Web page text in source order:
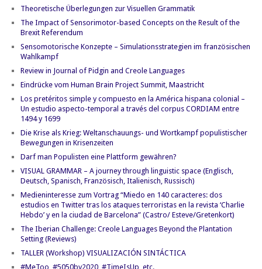
Theoretische Überlegungen zur Visuellen Grammatik
The Impact of Sensorimotor-based Concepts on the Result of the
Brexit Referendum
Sensomotorische Konzepte – Simulationsstrategien im französischen
Wahlkampf
Review in Journal of Pidgin and Creole Languages
Eindrücke vom Human Brain Project Summit, Maastricht
Los pretéritos simple y compuesto en la América hispana colonial –
Un estudio aspecto-temporal a través del corpus CORDIAM entre
1494 y 1699
Die Krise als Krieg: Weltanschauungs- und Wortkampf populistischer
Bewegungen in Krisenzeiten
Darf man Populisten eine Plattform gewähren?
VISUAL GRAMMAR – A journey through linguistic space (Englisch,
Deutsch, Spanisch, Französisch, Italienisch, Russisch)
Medieninteresse zum Vortrag “Miedo en 140 caracteres: dos
estudios en Twitter tras los ataques terroristas en la revista ‘Charlie
Hebdo’ y en la ciudad de Barcelona” (Castro/ Esteve/Gretenkort)
The Iberian Challenge: Creole Languages Beyond the Plantation
Setting (Reviews)
TALLER (Workshop) VISUALIZACIÓN SINTÁCTICA
#MeToo, #5050by2020, #TimeIsUp, etc.